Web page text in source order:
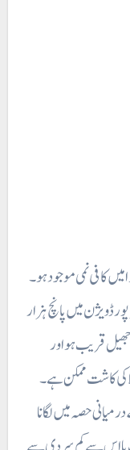
کافی نمی موجود ہو۔
ڈویژن میں پانچ ہزار
جھیل قریب ہو اور
کی کاشت ممکن ہے ۔
حصہ میں لگانا